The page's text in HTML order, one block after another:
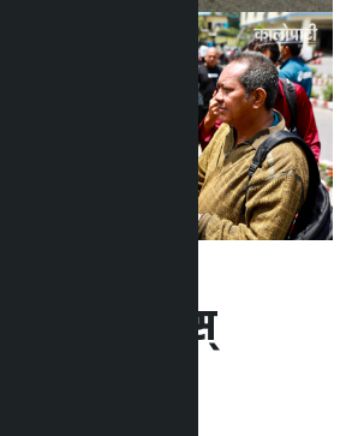
प्रतिक्रिया दिनुहोस्